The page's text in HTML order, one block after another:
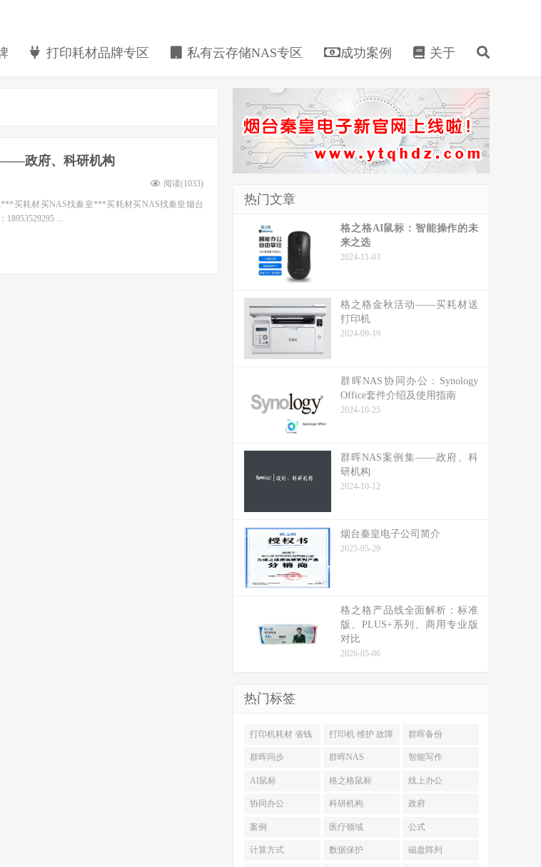
打印耗材品牌专区 私有云存储NAS专区 成功案例 关于
——政府、科研机构
阅读(1033)
买耗材买NAS找秦皇***买耗材买NAS找秦皇烟台
18953529295 ...
热门文章
格之格AI鼠标：智能操作的未
来之选
2024-11-03
格之格金秋活动——买耗材送
打印机
2024-09-19
群晖NAS协同办公：Synology
Office套件介绍及使用指南
2024-10-25
群晖NAS案例集——政府、科
研机构
2024-10-12
烟台秦皇电子公司简介
2025-05-29
格之格产品线全面解析：标准
版、PLUS+系列、商用专业版
对比
2026-05-06
热门标签
打印机耗材 省钱 打印机 维护 故障
排查
群晖备份
群晖同步 群晖NAS 智能写作
AI鼠标 格之格鼠标 线上办公
协同办公 科研机构 政府
案例 医疗领域 公式
计算方式 数据保护 磁盘阵列